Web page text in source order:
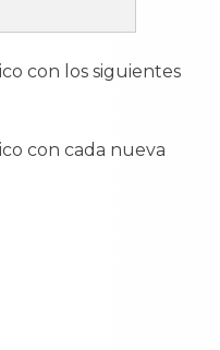
con los siguientes
con cada nueva